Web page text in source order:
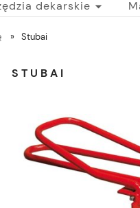
dekarskie
» Stubai
STUBAI